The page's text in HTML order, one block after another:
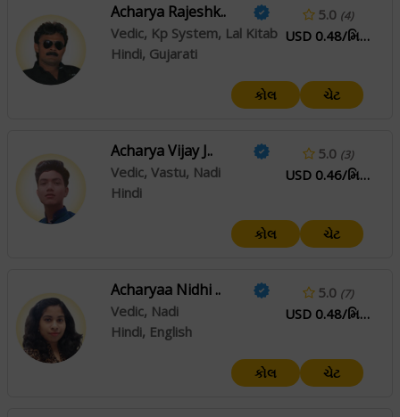
Acharya Rajeshk..
Vedic, Kp System, Lal Kitab
Hindi, Gujarati
5.0 (4)
USD 0.48/મિનિટ
કોલ ચેટ
Acharya Vijay J..
Vedic, Vastu, Nadi
Hindi
5.0 (3)
USD 0.46/મિનિટ
કોલ ચેટ
Acharyaa Nidhi ..
Vedic, Nadi
Hindi, English
5.0 (7)
USD 0.48/મિનિટ
કોલ ચેટ